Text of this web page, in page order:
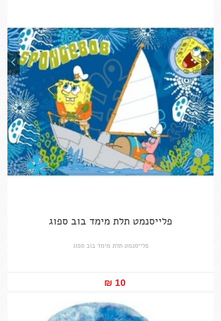
פלייסנמט תלת מימד בוב ספוג
פלייסנמט תלת מימד בוב ספוג
10 ₪‎